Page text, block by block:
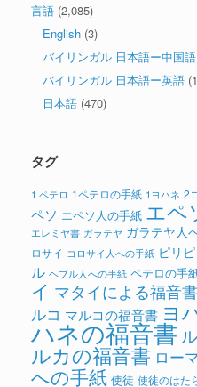
言語 (2,085)
English (3)
バイリンガル 日本語ー中国語
バイリンガル 日本語ー英語
日本語 (470)
タグ
1 ペテロ 1ペテロの手紙 1ヨハネ 2
ペソ エペソ人の手紙 エペ
エレミヤ書 ガラテヤ ガラテヤ人
ロサイ コロサイ人への手紙 ピリピ
ル ヘブル人への手紙 ペテロの手
イ マタイによる福音書
ルコ マルコの福音書 ヨ
ハネの福音書
ルカの福音書 ロー
への手紙 使徒 使徒のはた